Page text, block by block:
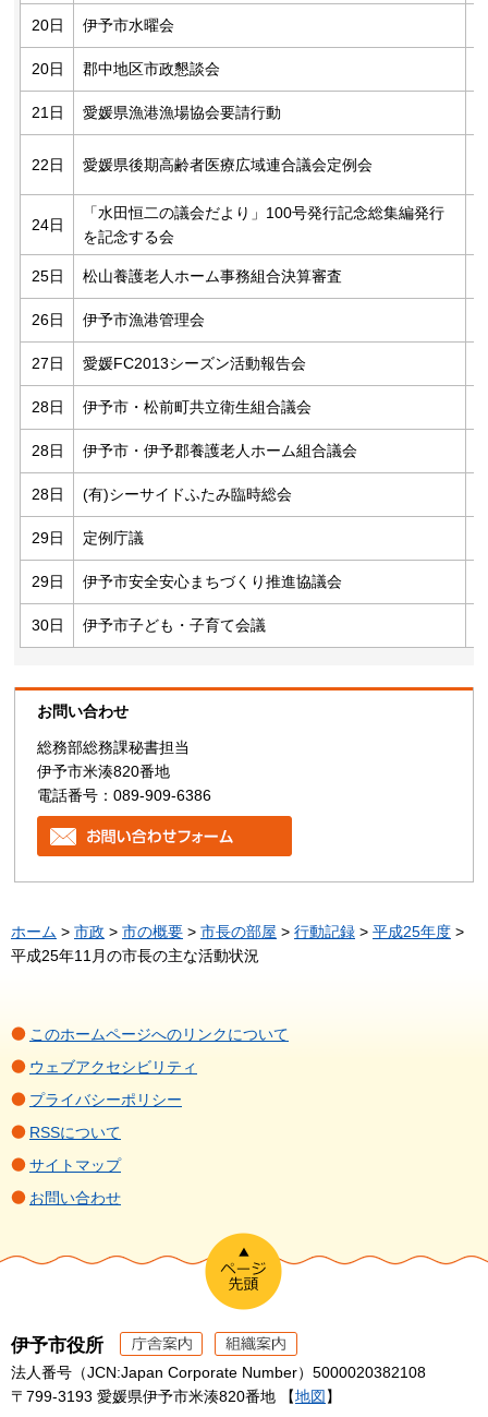
20日 伊予市水曜会
20日 郡中地区市政懇談会
21日 愛媛県漁港漁場協会要請行動
22日 愛媛県後期高齢者医療広域連合議会定例会
24日
「水田恒二の議会だより」100号発行記念総集編発行
を記念する会
25日 松山養護老人ホーム事務組合決算審査
26日 伊予市漁港管理会
27日 愛媛FC2013シーズン活動報告会
28日 伊予市・松前町共立衛生組合議会
28日 伊予市・伊予郡養護老人ホーム組合議会
28日 (有)シーサイドふたみ臨時総会
29日 定例庁議
29日 伊予市安全安心まちづくり推進協議会
30日 伊予市子ども・子育て会議
お問い合わせ
総務部総務課秘書担当
伊予市米湊820番地
電話番号：089-909-6386
ホーム > 市政 > 市の概要 > 市長の部屋 > 行動記録 > 平成25年度 >
平成25年11月の市長の主な活動状況
このホームページへのリンクについて
ウェブアクセシビリティ
プライバシーポリシー
RSSについて
サイトマップ
お問い合わせ
伊予市役所
法人番号（JCN:Japan Corporate Number）5000020382108
〒799-3193 愛媛県伊予市米湊820番地 【地図 】